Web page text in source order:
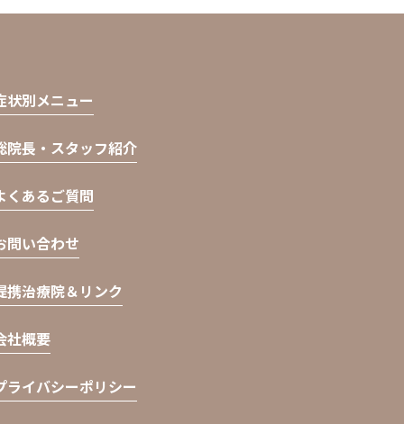
状別メニュー
院長・スタッフ紹介
くあるご質問
問い合わせ
携治療院＆リンク
社概要
ライバシーポリシー